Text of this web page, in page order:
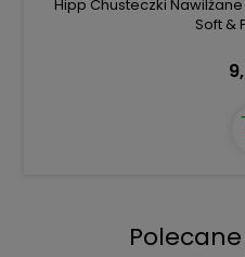
Hipp Chusteczki
Soft &